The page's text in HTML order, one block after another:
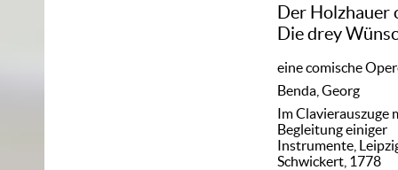
Der Holzhauer
Die drey
eine comische
Benda, Georg
Im Clavierauszuge
Begleitung einiger
Instrumente,
Schwickert, 1778